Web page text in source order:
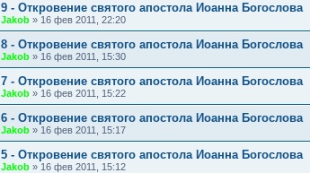
9 - Откровение святого апостола Иоанна Богослова
Jakob » 16 фев 2011, 22:20
8 - Откровение святого апостола Иоанна Богослова
Jakob » 16 фев 2011, 15:30
7 - Откровение святого апостола Иоанна Богослова
Jakob » 16 фев 2011, 15:22
6 - Откровение святого апостола Иоанна Богослова
Jakob » 16 фев 2011, 15:17
5 - Откровение святого апостола Иоанна Богослова
Jakob » 16 фев 2011, 15:12